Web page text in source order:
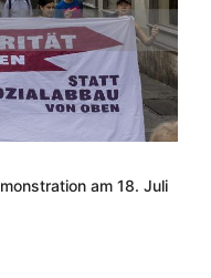
am 18. Juli